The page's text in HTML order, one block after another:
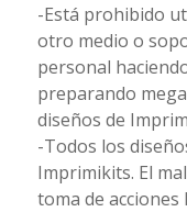
-Está prohibido
otro medio o
personal
preparando
diseños de
-Todos los
Imprimikits. El
toma de acciones